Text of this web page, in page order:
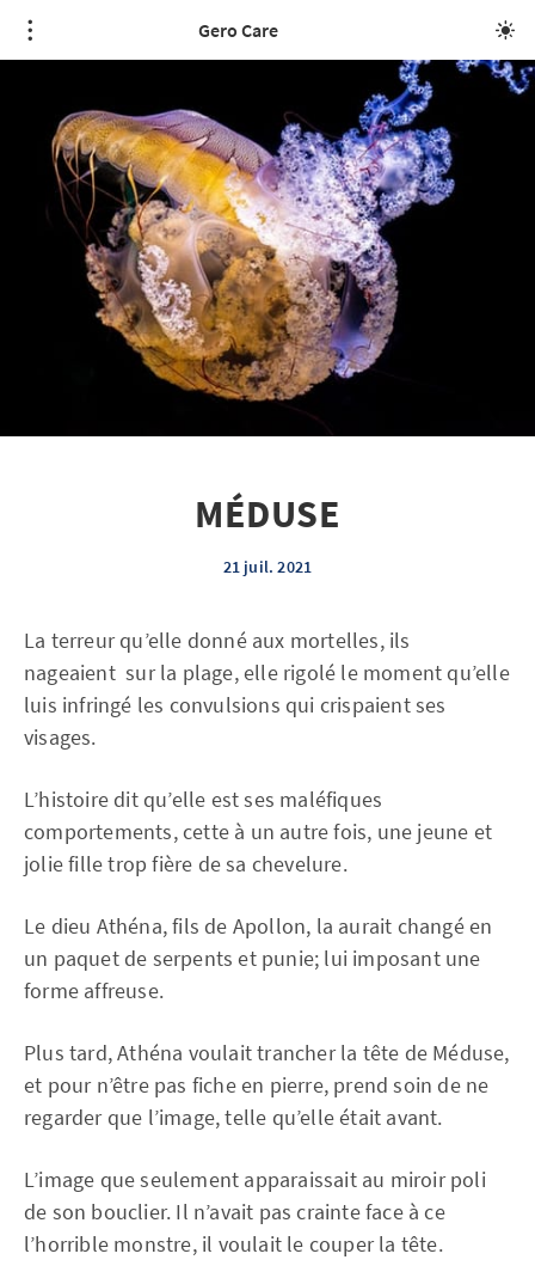
Gero Care
MÉDUSE
21 juil. 2021
La terreur qu’elle donné aux mortelles, ils
nageaient sur la plage, elle rigolé le moment qu’elle
luis infringé les convulsions qui crispaient ses
visages.
L’histoire dit qu’elle est ses maléfiques
comportements, cette à un autre fois, une jeune et
jolie fille trop fière de sa chevelure.
Le dieu Athéna, fils de Apollon, la aurait changé en
un paquet de serpents et punie; lui imposant une
forme affreuse.
Plus tard, Athéna voulait trancher la tête de Méduse,
et pour n’être pas fiche en pierre, prend soin de ne
regarder que l’image, telle qu’elle était avant.
L’image que seulement apparaissait au miroir poli
de son bouclier. Il n’avait pas crainte face à ce
l’horrible monstre, il voulait le couper la tête.